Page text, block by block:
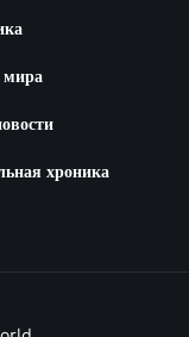
мира
хроника